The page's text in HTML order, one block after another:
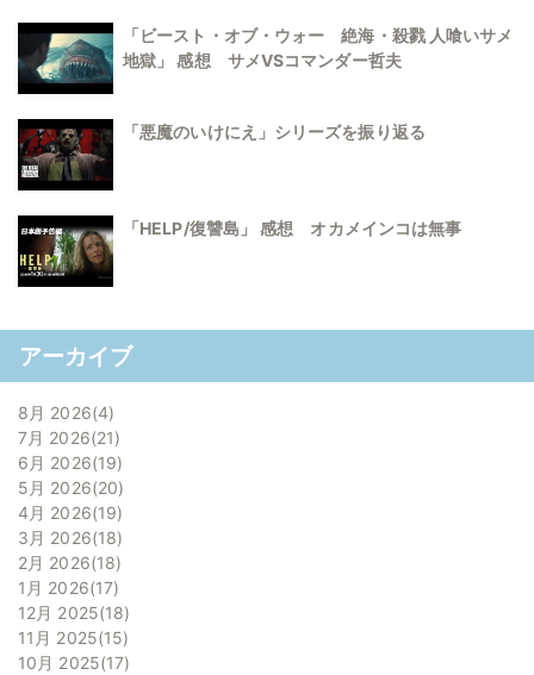
「ビースト・オブ・ウォー 絶海・殺戮 人喰いサメ
地獄」 感想 サメVSコマンダー哲夫
「悪魔のいけにえ」シリーズを振り返る
「HELP/復讐島」 感想 オカメインコは無事
アーカイブ
8月 2026 4
7月 2026 21
6月 2026 19
5月 2026 20
4月 2026 19
3月 2026 18
2月 2026 18
1月 2026 17
12月 2025 18
11月 2025 15
10月 2025 17